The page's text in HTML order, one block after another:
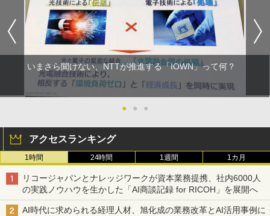
いまさら聞けない、NTTが推進する「IOWN」って何？
● ● ●
アクセスランキング
1時間 24時間 1週間 1カ月
リコージャパンとナレッジワークが資本業務提携、社内6000人
の実践ノウハウを生かした「AI商談記録 for RICOH」を展開へ
AI時代に求められる経理人材、旭化成の業務改革とAI活用事例に